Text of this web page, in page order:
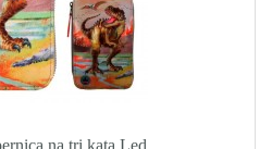
na tri kata Led